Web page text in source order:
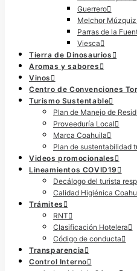
Guerrero
Melchor Múzquiz
Parras de la
Viesca
Tierra de Dinosaurios
Aromas y sabores
Vinos
Centro de Convenciones
Turismo Sustentable
Plan de Manejo de
Proveeduría Local
Marca Coahuila
Plan de sustentabilidad
Videos promocionales
Lineamientos COVID19
Decálogo del turista
Calidad Higiénica
Trámites
RNT
Clasificación Hotelera
Código de conducta
Transparencia
Control Interno